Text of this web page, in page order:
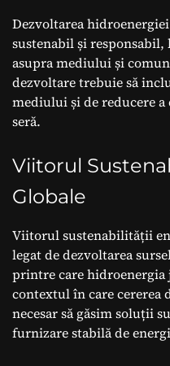
Dezvoltarea
sustenabil și
asupra mediului și
dezvoltare trebuie să
mediului și de reducere a
seră.
Viitorul
Globale
Viitorul sustenabilității
legat de dezvoltarea
printre care
contextul în care cererea
necesar să găsim soluții
furnizare stabilă de